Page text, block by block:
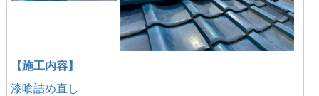
【施工内容】
漆喰詰め直し